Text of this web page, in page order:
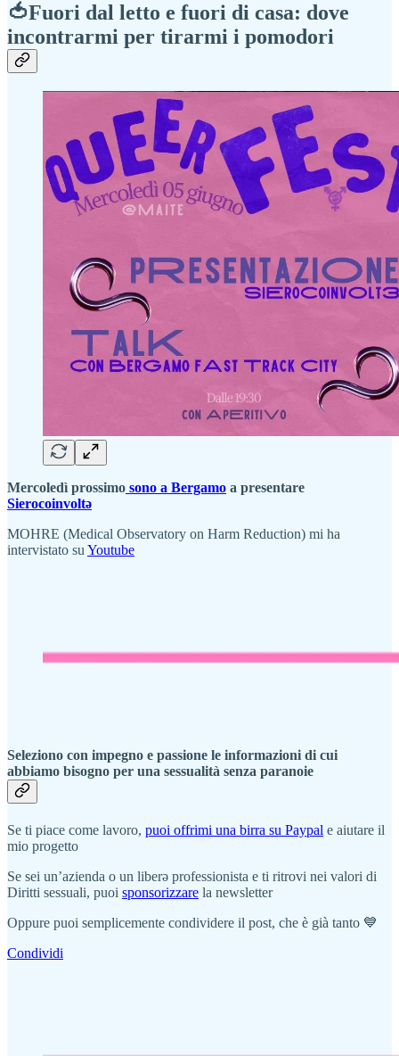
🍅Fuori dal letto e fuori di casa: dove
incontrarmi per tirarmi i pomodori
Mercoledì prossimo sono a Bergamo a presentare
Sierocoinvoltə
MOHRE (Medical Observatory on Harm Reduction) mi ha
intervistato su Youtube
Seleziono con impegno e passione le informazioni di cui
abbiamo bisogno per una sessualità senza paranoie
Se ti piace come lavoro, puoi offrimi una birra su Paypal e aiutare il
mio progetto
Se sei un’azienda o un liberə professionista e ti ritrovi nei valori di
Diritti sessuali, puoi sponsorizzare la newsletter
Oppure puoi semplicemente condividere il post, che è già tanto 💙
Condividi